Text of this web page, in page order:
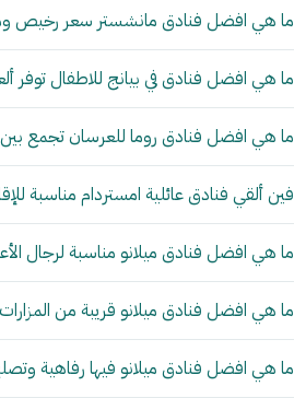
ما هي افضل فنادق مانشستر سعر رخيص
ما هي افضل فنادق في بيانج للاطفال توفر
ما هي افضل فنادق روما للعرسان تجمع بين
فين ألقي فنادق عائلية امستردام مناسبة
ما هي افضل فنادق ميلانو مناسبة لرجال
ما هي افضل فنادق ميلانو قريبة من
ما هي افضل فنادق ميلانو فيها رفاهية